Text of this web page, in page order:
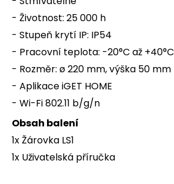
- Životnost: 25 000 h
- Stupeň krytí IP: IP54
- Pracovní teplota: -20°C až +40°C
- Rozměr: ø 220 mm, výška 50 mm
- Aplikace iGET HOME
- Wi-Fi 802.11 b/g/n
Obsah balení
1x Žárovka LS1
1x Uživatelská příručka